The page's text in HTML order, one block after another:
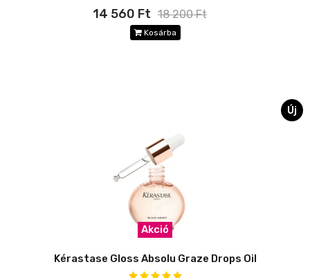
14 560 Ft 18 200 Ft
Kosárba
Új
Akció
Kérastase Gloss Absolu Graze Drops Oil